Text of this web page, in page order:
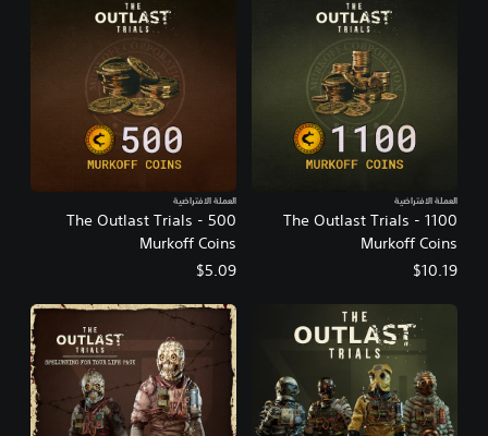
The Outlast Trials - 1100
Murkoff Coins
العملة الافتراضية
$10.19
The Outlast Trials - 500
Murkoff Coins
العملة الافتراضية
$5.09